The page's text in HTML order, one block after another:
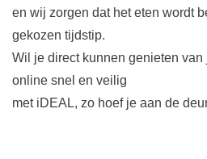
en wij zorgen dat het eten wordt
gekozen tijdstip.
Wil je direct kunnen genieten
online snel en veilig
met iDEAL, zo hoef je aan de